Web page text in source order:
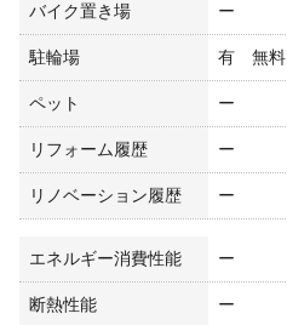
バイク置き場 ー
駐輪場 有 無料
ペット ー
リフォーム履歴 ー
リノベーション履歴 ー
エネルギー消費性能 ー
断熱性能 ー